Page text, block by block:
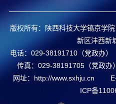
版权所有：陕西科技大学镐京
新区沣西新
电话：029-38191710（党政
传真：029-38191705（党政
网址：http://www.sxhju.cn
ICP备